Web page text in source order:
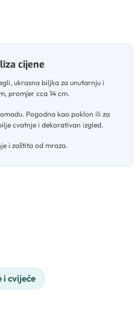
cijene
ukrasna biljka za unutarnju i
promjer cca 14 cm.
. Pogodna kao poklon ili za
cvatnje i dekorativan izgled.
i zaštita od mraza.
cvijeće